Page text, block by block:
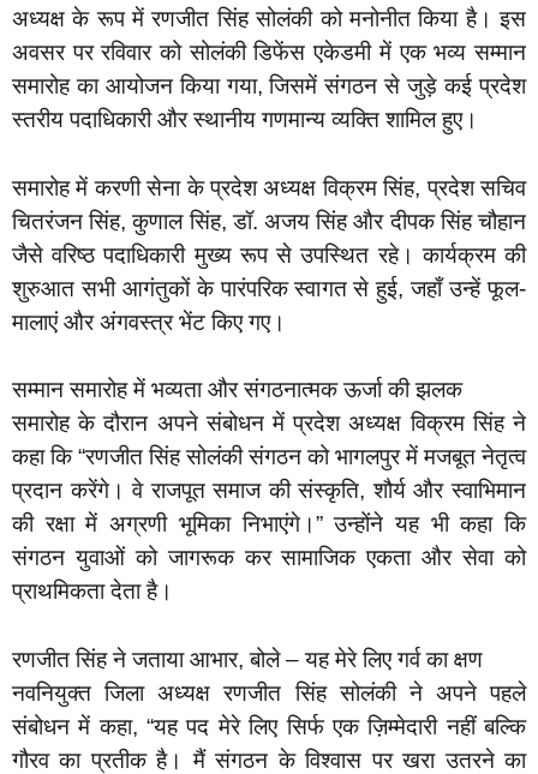
अध्यक्ष के रूप में रणजीत सिंह सोलंकी को मनोनीत किया है। इस
अवसर पर रविवार को सोलंकी डिफेंस एकेडमी में एक भव्य सम्मान
समारोह का आयोजन किया गया, जिसमें संगठन से जुड़े कई प्रदेश
स्तरीय पदाधिकारी और स्थानीय गणमान्य व्यक्ति शामिल हुए।
समारोह में करणी सेना के प्रदेश अध्यक्ष विक्रम सिंह, प्रदेश सचिव
चितरंजन सिंह, कुणाल सिंह, डॉ. अजय सिंह और दीपक सिंह चौहान
जैसे वरिष्ठ पदाधिकारी मुख्य रूप से उपस्थित रहे। कार्यक्रम की
शुरुआत सभी आगंतुकों के पारंपरिक स्वागत से हुई, जहाँ उन्हें फूल-
मालाएं और अंगवस्त्र भेंट किए गए।
सम्मान समारोह में भव्यता और संगठनात्मक ऊर्जा की झलक
समारोह के दौरान अपने संबोधन में प्रदेश अध्यक्ष विक्रम सिंह ने
कहा कि “रणजीत सिंह सोलंकी संगठन को भागलपुर में मजबूत नेतृत्व
प्रदान करेंगे। वे राजपूत समाज की संस्कृति, शौर्य और स्वाभिमान
की रक्षा में अग्रणी भूमिका निभाएंगे।” उन्होंने यह भी कहा कि
संगठन युवाओं को जागरूक कर सामाजिक एकता और सेवा को
प्राथमिकता देता है।
रणजीत सिंह ने जताया आभार, बोले – यह मेरे लिए गर्व का क्षण
नवनियुक्त जिला अध्यक्ष रणजीत सिंह सोलंकी ने अपने पहले
संबोधन में कहा, “यह पद मेरे लिए सिर्फ एक ज़िम्मेदारी नहीं बल्कि
गौरव का प्रतीक है। मैं संगठन के विश्वास पर खरा उतरने का